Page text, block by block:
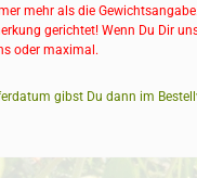
mehr als die
gerichtet! Wenn Du Dir
oder maximal.
gibst Du dann im